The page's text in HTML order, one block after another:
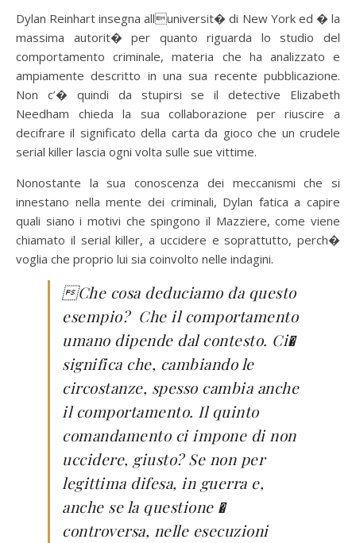
Dylan Reinhart insegna alluniversit� di New York ed � la
massima autorit� per quanto riguarda lo studio del
comportamento criminale, materia che ha analizzato e
ampiamente descritto in una sua recente pubblicazione.
Non c’� quindi da stupirsi se il detective Elizabeth
Needham chieda la sua collaborazione per riuscire a
decifrare il significato della carta da gioco che un crudele
serial killer lascia ogni volta sulle sue vittime.
Nonostante la sua conoscenza dei meccanismi che si
innestano nella mente dei criminali, Dylan fatica a capire
quali siano i motivi che spingono il Mazziere, come viene
chiamato il serial killer, a uccidere e soprattutto, perch�
voglia che proprio lui sia coinvolto nelle indagini.
Che cosa deduciamo da questo
esempio? Che il comportamento
umano dipende dal contesto. Ci�
significa che, cambiando le
circostanze, spesso cambia anche
il comportamento. Il quinto
comandamento ci impone di non
uccidere, giusto? Se non per
legittima difesa, in guerra e,
anche se la questione �
controversa, nelle esecuzioni